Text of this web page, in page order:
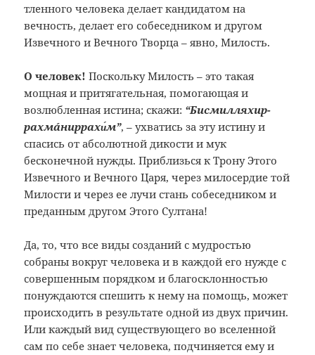
тленного человека делает кандидатом на
вечность, делает его собеседником и другом
Извечного и Вечного Творца – явно, Милость.
О человек! Поскольку Милость – это такая
мощная и притягательная, помогающая и
возлюбленная истина; скажи: “Бисмилляхир­
рахмáнир­рахи́м”, – ухватись за эту истину и
спасись от абсолютной дикости и мук
бесконечной нужды. Приблизься к Трону Этого
Извечного и Вечного Царя, через милосердие той
Милости и через ее лучи стань собеседником и
преданным другом Этого Султана!
Да, то, что все виды созданий с мудростью
собраны вокруг человека и в каждой его нужде с
совершенным порядком и благосклонностью
понуждаются спешить к нему на помощь, может
происходить в результате одной из двух причин.
Или каждый вид существующего во вселенной
сам по себе знает человека, подчиняется ему и